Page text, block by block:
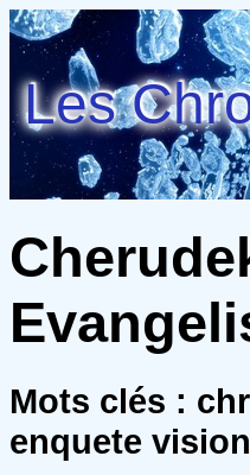
Les
Mots clés :
enquete